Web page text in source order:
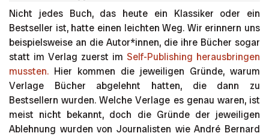
Nicht jedes Buch, das heute ein Klassiker oder ein
Bestseller ist, hatte einen leichten Weg. Wir erinnern uns
beispielsweise an die Autor*innen, die ihre Bücher sogar
statt im Verlag zuerst im Self-Publishing herausbringen
mussten. Hier kommen die jeweiligen Gründe, warum
Verlage Bücher abgelehnt hatten, die dann zu
Bestsellern wurden. Welche Verlage es genau waren, ist
meist nicht bekannt, doch die Gründe der jeweiligen
Ablehnung wurden von Journalisten wie André Bernard